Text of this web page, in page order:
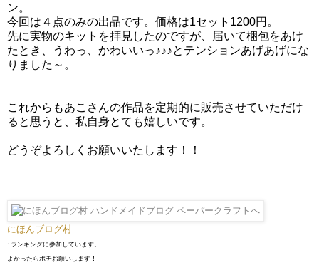
ン。
今回は４点のみの出品です。価格は1セット1200円。
先に実物のキットを拝見したのですが、届いて梱包をあけ
たとき、うわっ、かわいいっ♪♪♪とテンションあげあげにな
りました～。
これからもあこさんの作品を定期的に販売させていただけ
ると思うと、私自身とても嬉しいです。
どうぞよろしくお願いいたします！！
にほんブログ村
↑ランキングに参加しています。
よかったらポチお願いします！